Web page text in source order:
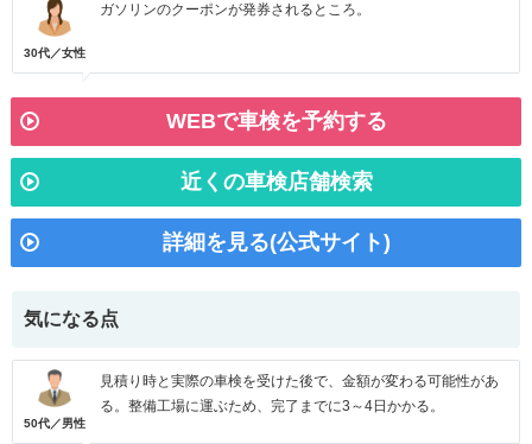
30代／女性
ガソリンのクーポンが発券されるところ。
WEBで車検を予約する
近くの車検店舗検索
詳細を見る(公式サイト)
気になる点
50代／男性
見積り時と実際の車検を受けた後で、金額が変わる可能性があ
る。整備工場に運ぶため、完了までに3～4日かかる。